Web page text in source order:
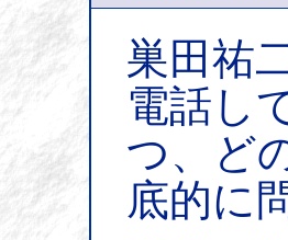
巣田祐
電話し
つ、ど
底的に